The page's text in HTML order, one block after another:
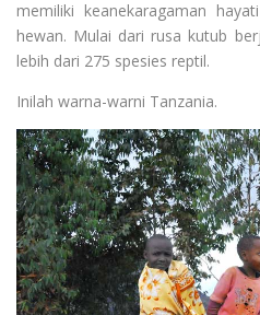
memiliki keanekaragaman
hewan. Mulai dari rusa kutub
lebih dari 275 spesies reptil.
Inilah warna-warni Tanzania.